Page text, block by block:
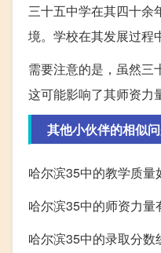
三十五中学在其四十余
境。学校在其发展过程
需要注意的是，虽然三
这可能影响了其师资力
其他小伙伴的相似问
哈尔滨35中的教学质量
哈尔滨35中的师资力量
哈尔滨35中的录取分数